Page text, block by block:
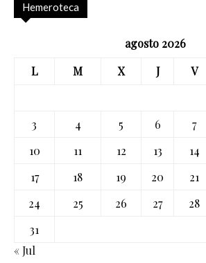
Hemeroteca
agosto 2026
L
M X J V
3
4 5 6 7
10
11 12 13 14
17
18 19 20 21
24
25 26 27 28
31
« Jul